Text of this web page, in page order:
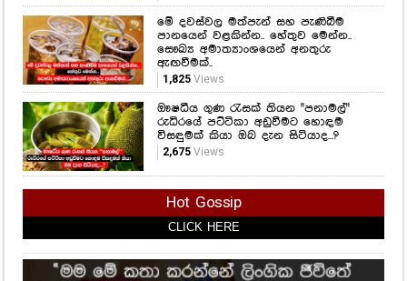
මේ දවස්වල මත්පැන් සහ පැණිබීම
පානයෙන් වළකින්න.. හේතුව මෙන්න..
සෞඛ්‍ය අමාත්‍යාංශයෙන් අනතුරු
ඇඟවීමක්..
1,825Views
ඖෂධීය ගුණ රැසක් තියන "පනාමල්"
රුධිරයේ පට්ටිකා අඩුවීමට හොඳම
විසඳුමක් කියා ඔබ දැන සිටියාද...?
2,675Views
Hot Gossip
CLICK HERE